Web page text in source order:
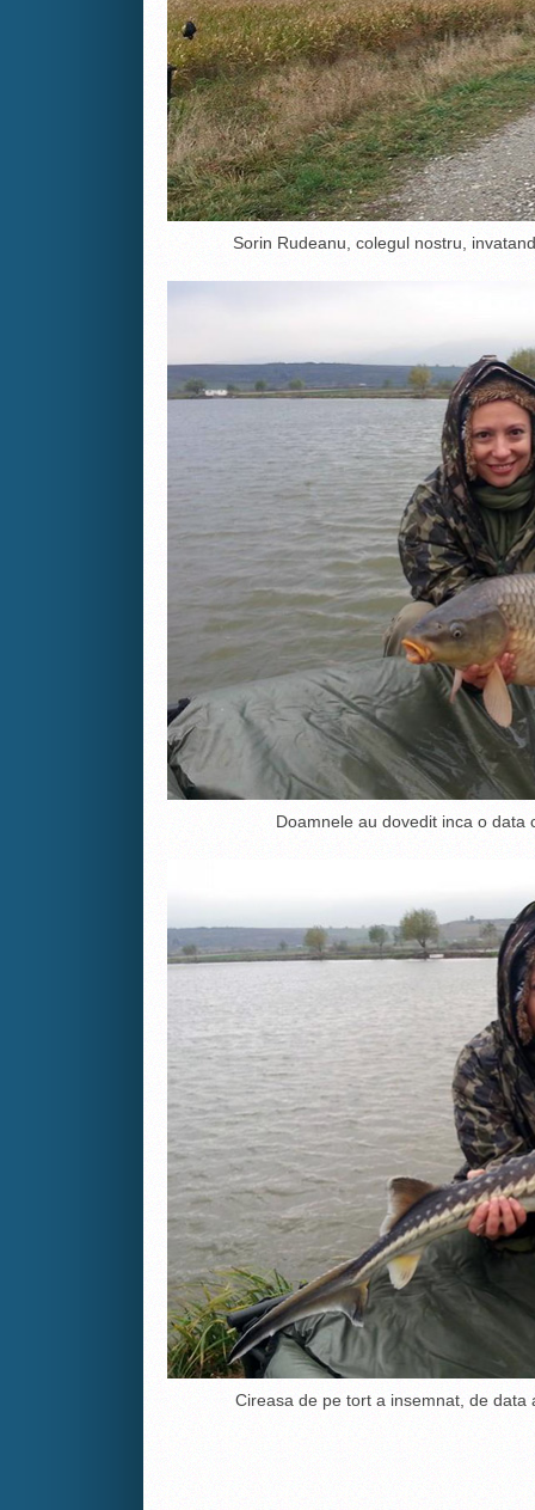
Sorin Rudeanu, colegul nostru,
Doamnele au dovedit inca o
Cireasa de pe tort a insemnat, de